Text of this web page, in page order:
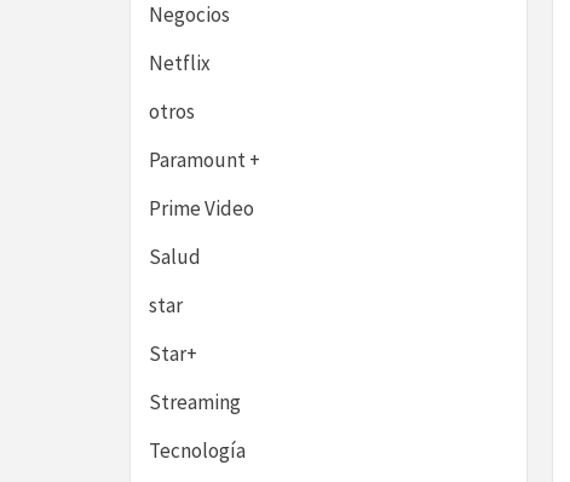
Negocios
Netflix
otros
Paramount +
Prime Video
Salud
star
Star+
Streaming
Tecnología